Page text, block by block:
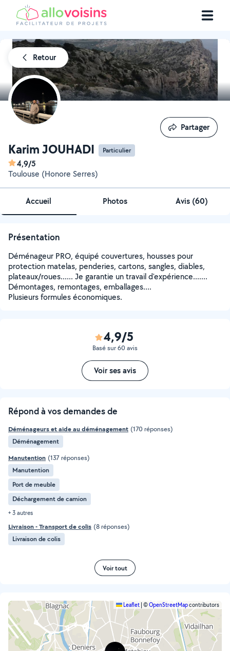
Retour
Karim JOUHADI Particulier
4,9/5
Toulouse (Honore Serres)
Partager
Partager
Accueil Photos Avis (60)
Présentation
Déménageur PRO, équipé couvertures, housses pour
protection matelas, penderies, cartons, sangles, diables,
plateaux/roues...... Je garantie un travail d'expérience.......
Démontages, remontages, emballages....
Plusieurs formules économiques.
4,9/5
Basé sur 60 avis
Voir ses avis
Répond à vos demandes de
Déménageurs et aide au déménagement (170 réponses)
Déménagement
Manutention (137 réponses)
Manutention
Port de meuble
Déchargement de camion
+ 3 autres
Livraison - Transport de colis (8 réponses)
Livraison de colis
Voir tout
Leaflet ©OpenStreetMapcontributors